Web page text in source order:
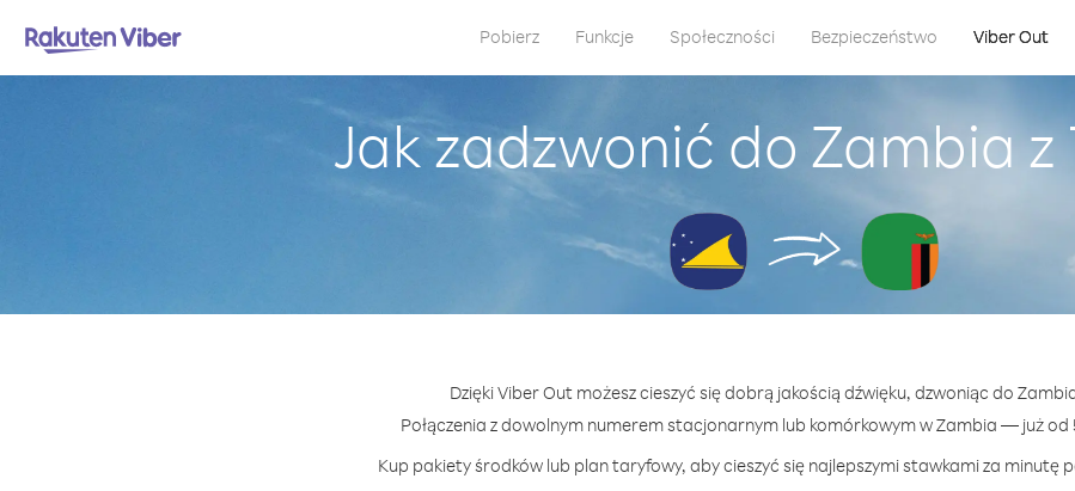
Pobierz Funkcje Społeczności Bezpieczeństwo Viber Out
Jak zadzwonić do Zambia z
Dzięki Viber Out możesz cieszyć się dobrą jakością dźwięku, dzwoniąc do
Połączenia z dowolnym numerem stacjonarnym lub komórkowym w Zambia — już od
Kup pakiety środków lub plan taryfowy, aby cieszyć się najlepszymi stawkami za minutę